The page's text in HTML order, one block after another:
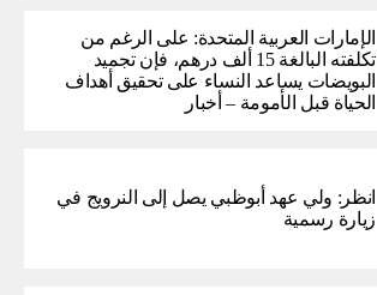
الإمارات العربية المتحدة: على الرغم من
تكلفته البالغة 15 ألف درهم، فإن تجميد
البويضات يساعد النساء على تحقيق أهداف
الحياة قبل الأمومة – أخبار
انظر: ولي عهد أبوظبي يصل إلى النرويج في
زيارة رسمية